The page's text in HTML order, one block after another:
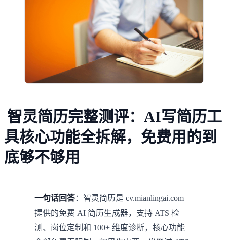
智灵简历完整测评：AI写简历工
具核心功能全拆解，免费用的到
底够不够用
一句话回答：智灵简历是 cv.mianlingai.com
提供的免费 AI 简历生成器，支持 ATS 检
测、岗位定制和 100+ 维度诊断，核心功能